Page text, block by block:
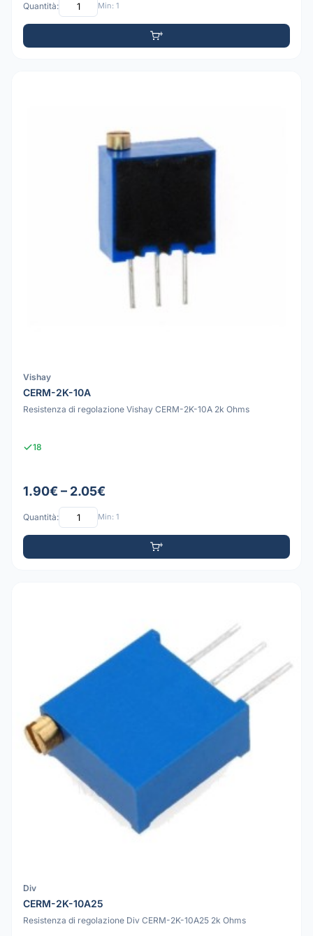
Quantità: Min: 1
Vishay
CERM-2K-10A
Resistenza di regolazione Vishay CERM-2K-10A 2k Ohms
18
1.90€ – 2.05€
Quantità: Min: 1
Div
CERM-2K-10A25
Resistenza di regolazione Div CERM-2K-10A25 2k Ohms